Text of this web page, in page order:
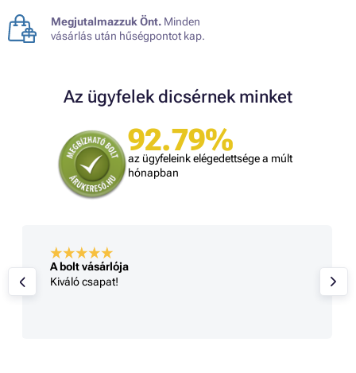
Megjutalmazzuk Önt. Minden
vásárlás után hűségpontot kap.
Az ügyfelek dicsérnek minket
92.79%
az ügyfeleink elégedettsége a múlt
hónapban
A bolt vásárlója
Kiváló csapat!